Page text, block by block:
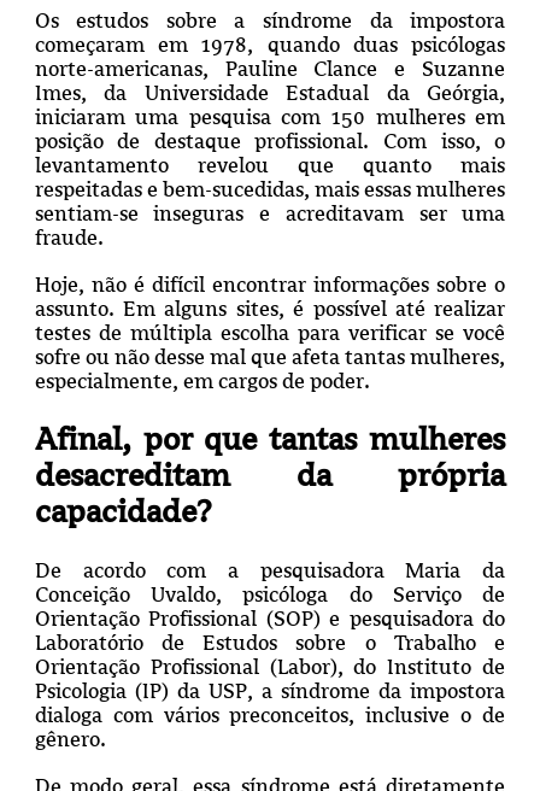
Os estudos sobre a síndrome da impostora
começaram em 1978, quando duas psicólogas
norte-americanas, Pauline Clance e Suzanne
Imes, da Universidade Estadual da Geórgia,
iniciaram uma pesquisa com 150 mulheres em
posição de destaque profissional. Com isso, o
levantamento revelou que quanto mais
respeitadas e bem-sucedidas, mais essas mulheres
sentiam-se inseguras e acreditavam ser uma
fraude.
Hoje, não é difícil encontrar informações sobre o
assunto. Em alguns sites, é possível até realizar
testes de múltipla escolha para verificar se você
sofre ou não desse mal que afeta tantas mulheres,
especialmente, em cargos de poder.
Afinal, por que tantas mulheres
desacreditam da própria
capacidade?
De acordo com a pesquisadora Maria da
Conceição Uvaldo, psicóloga do Serviço de
Orientação Profissional (SOP) e pesquisadora do
Laboratório de Estudos sobre o Trabalho e
Orientação Profissional (Labor), do Instituto de
Psicologia (IP) da USP, a síndrome da impostora
dialoga com vários preconceitos, inclusive o de
gênero.